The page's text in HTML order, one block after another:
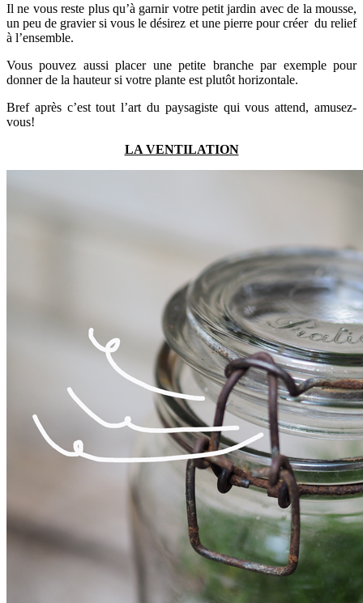
Il ne vous reste plus qu’à garnir votre petit jardin avec de la mousse,
un peu de gravier si vous le désirez et une pierre pour créer du relief
à l’ensemble.
Vous pouvez aussi placer une petite branche par exemple pour
donner de la hauteur si votre plante est plutôt horizontale.
Bref après c’est tout l’art du paysagiste qui vous attend, amusez-
vous!
LA VENTILATION